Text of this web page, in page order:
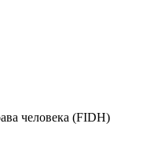
человека (FIDH)